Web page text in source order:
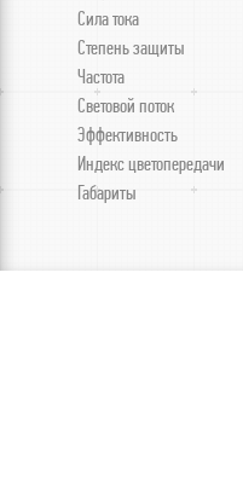
Сила тока
Степень защиты
Частота
Световой поток
Эффективность
Индекс цветопередачи
Габариты